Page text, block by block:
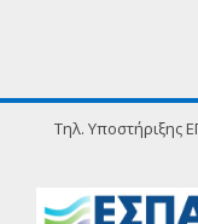
Τηλ. Υποστήριξης